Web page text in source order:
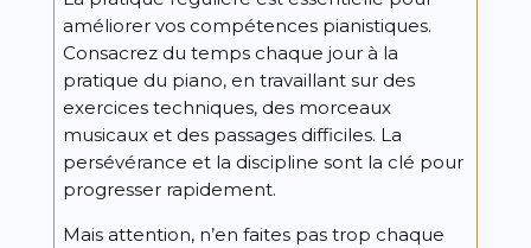
améliorer vos compétences pianistiques.
Consacrez du temps chaque jour à la
pratique du piano, en travaillant sur des
exercices techniques, des morceaux
musicaux et des passages difficiles. La
persévérance et la discipline sont la clé pour
progresser rapidement.
Mais attention, n’en faites pas trop chaque